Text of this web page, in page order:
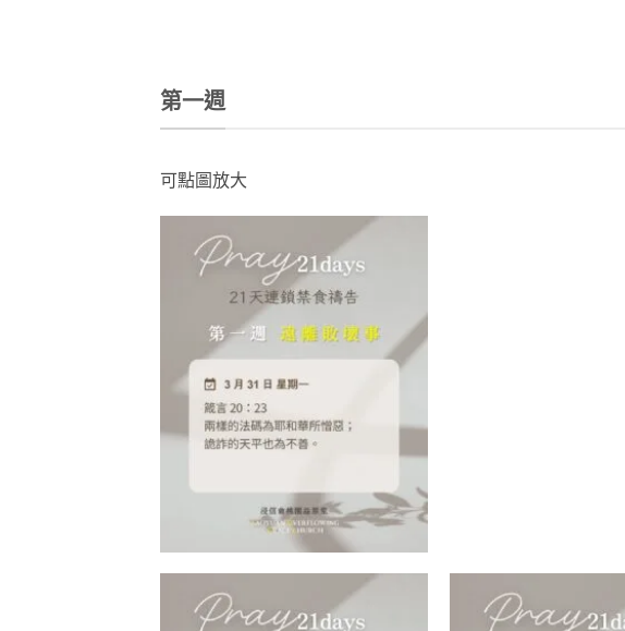
第一週
可點圖放大